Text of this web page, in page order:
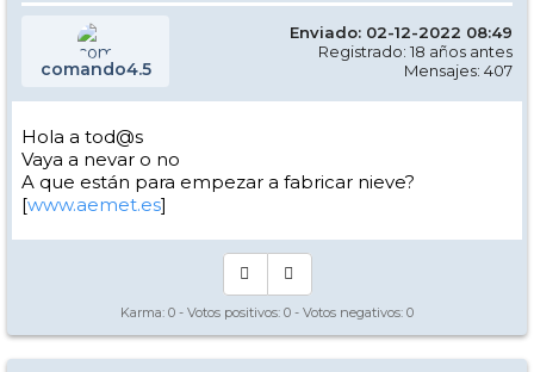
comando4.5
Enviado: 02-12-2022 08:49
Registrado: 18 años antes
Mensajes: 407
Hola a tod@s
Vaya a nevar o no
A que están para empezar a fabricar nieve?
[www.aemet.es]
Karma: 0 - Votos positivos: 0 - Votos negativos: 0